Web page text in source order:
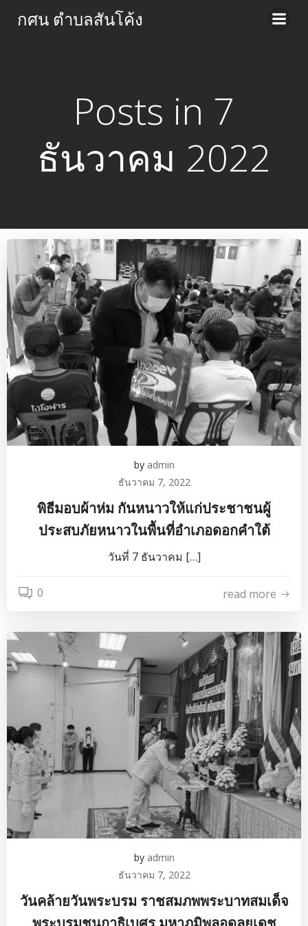
กศน ตำบลสันโค้ง
Posts in 7
ธันวาคม 2022
by admin
ธันวาคม 7, 2022
พิธีมอบผ้าห่ม กันหนาวให้แก่ประชาชนผู้
ประสบภัยหนาวในพื้นที่อำเภอดอกคำใต้
วันที่ 7 ธันวาคม […]
0 read more
by admin
ธันวาคม 7, 2022
วันคล้ายวันพระบรม ราชสมภพพระบาทสมเด็จ